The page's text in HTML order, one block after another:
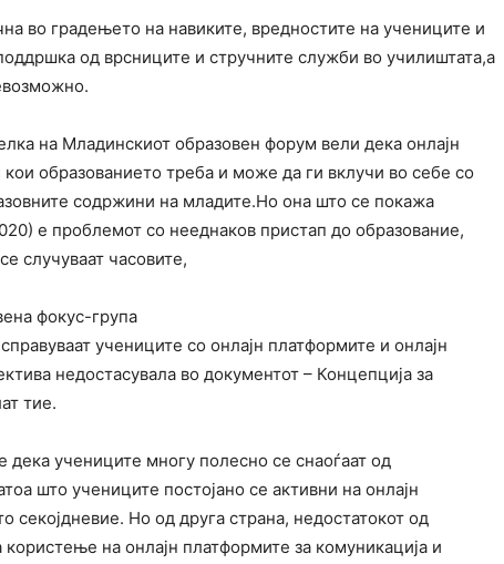
во градењето на навиките, вредностите на учениците и
од врсниците и стручните служби во училиштата,а
на Младинскиот образовен форум вели дека онлајн
образованието треба и може да ги вклучи во себе со
содржини на младите.Но она што се покажа
е проблемот со нееднаков пристап до образование,
случуваат часовите,
фокус-група
учениците со онлајн платформите и онлајн
недостасувала во документот – Концепција за
тие.
дека учениците многу полесно се снаоѓаат од
што учениците постојано се активни на онлајн
секојдневие. Но од друга страна, недостатокот од
на онлајн платформите за комуникација и